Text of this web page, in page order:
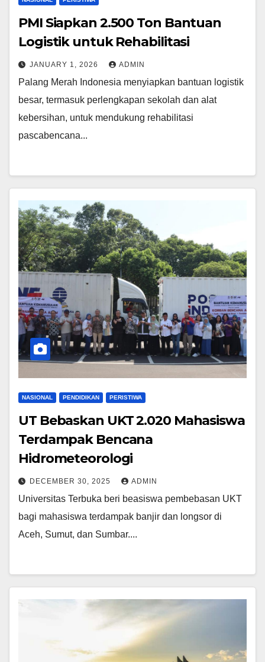
PMI Siapkan 2.500 Ton Bantuan
Logistik untuk Rehabilitasi
JANUARY 1, 2026 ADMIN
Palang Merah Indonesia menyiapkan bantuan logistik
besar, termasuk perlengkapan sekolah dan alat
kebersihan, untuk mendukung rehabilitasi
pascabencana...
NASIONAL PENDIDIKAN PERISTIWA
UT Bebaskan UKT 2.020 Mahasiswa
Terdampak Bencana
Hidrometeorologi
DECEMBER 30, 2025 ADMIN
Universitas Terbuka beri beasiswa pembebasan UKT
bagi mahasiswa terdampak banjir dan longsor di
Aceh, Sumut, dan Sumbar....